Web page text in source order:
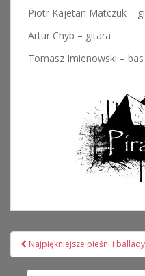
Piotr Kajetan Matczuk –
Artur Chyb – gitara
Tomasz Imienowski – bas
Nawigacja
wpisu
Najpiękniejsze pieśni i ballady